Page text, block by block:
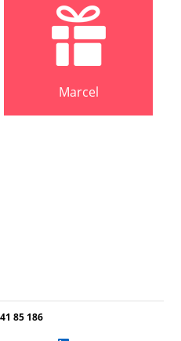
Marcel
85 186